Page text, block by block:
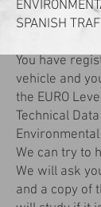
SPANISH
You have
vehicle and
the EURO
Technical
We can try to
We will ask
and a copy of